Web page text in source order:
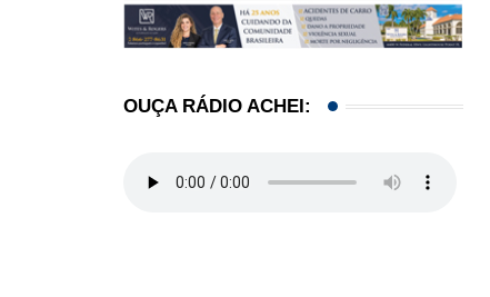
OUÇA RÁDIO ACHEI: